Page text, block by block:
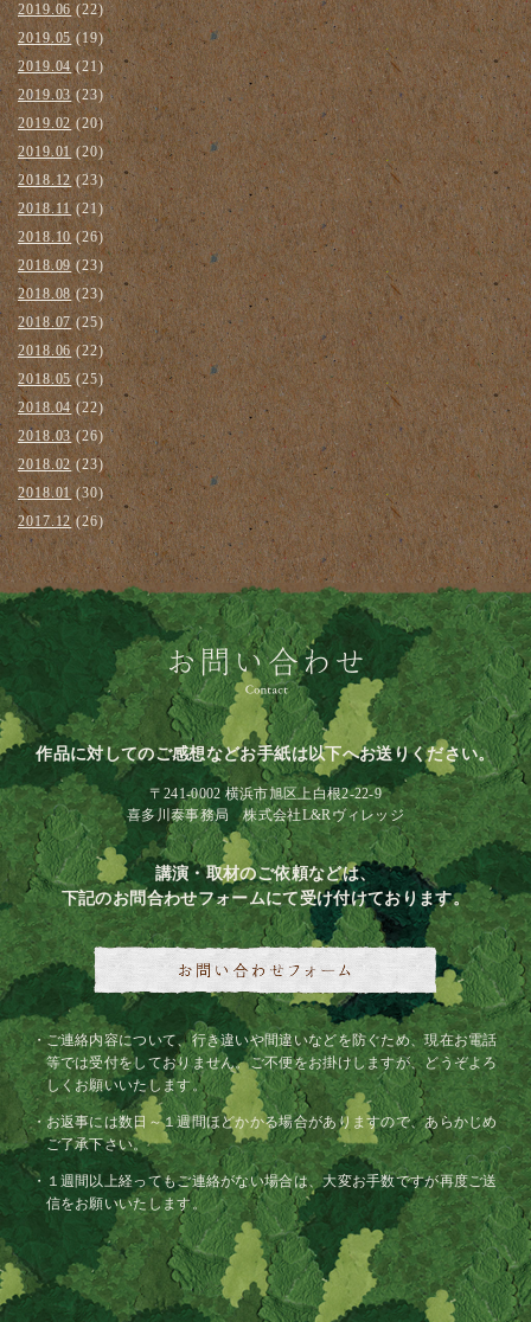
2019.06(22)
2019.05(19)
2019.04 (21)
2019.03(23)
2019.02(20)
2019.01(20)
2018.12 (23)
2018.11(21)
2018.10 (26)
2018.09 (23)
2018.08(23)
2018.07(25)
2018.06 (22)
2018.05(25)
2018.04(22)
2018.03(26)
2018.02 (23)
2018.01(30)
2017.12(26)
作品に対してのご感想などお手紙は以下へお送りください。
〒241-0002 横浜市旭区上白根2-22-9
喜多川泰事務局 株式会社L&Rヴィレッジ
講演・取材のご依頼などは、
下記のお問合わせフォームにて受け付けております。
ご連絡内容について、行き違いや間違いなどを防ぐため、現在お電話
等では受付をしておりません。ご不便をお掛けしますが、どうぞよろ
しくお願いいたします。
お返事には数日～１週間ほどかかる場合がありますので、あらかじめ
ご了承下さい。
１週間以上経ってもご連絡がない場合は、大変お手数ですが再度ご送
信をお願いいたします。